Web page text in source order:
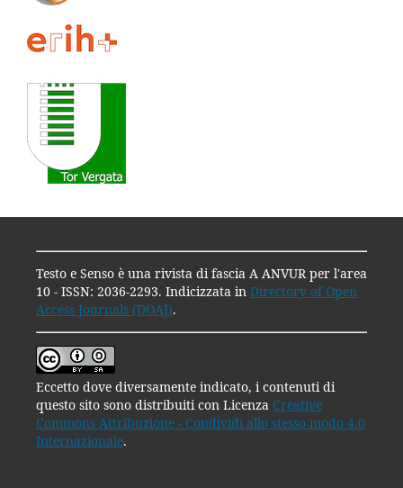
Testo e Senso è una rivista di fascia A ANVUR per l'area
10 - ISSN: 2036-2293. Indicizzata in Directory of Open
Access Journals (DOAJ).
Eccetto dove diversamente indicato, i contenuti di
questo sito sono distribuiti con Licenza Creative
Commons Attribuzione - Condividi allo stesso modo 4.0
Internazionale.